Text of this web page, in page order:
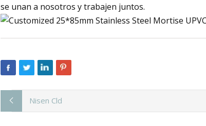
se unan a nosotros y trabajen juntos.
Nisen Cld